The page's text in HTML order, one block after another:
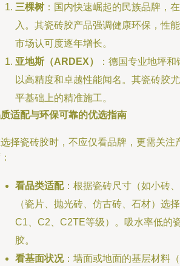
三棵树 ：国内快速崛起的民族品牌，
入。其瓷砖胶产品强调健康环保，性
市场认可度逐年增长。
亚地斯（ARDEX）
：德国专业地坪
以高精度和卓越性能闻名。其瓷砖胶
平基础上的精准施工。
适配与环保可靠的优选指南
择瓷砖胶时，不应仅看品牌，更需关注
看品类适配：根据瓷砖尺寸（如小砖
（瓷片、抛光砖、仿古砖、石材）选
C1、C2、C2TE等级）。吸水率低的
胶。
看基面状况：墙面或地面的基层材料